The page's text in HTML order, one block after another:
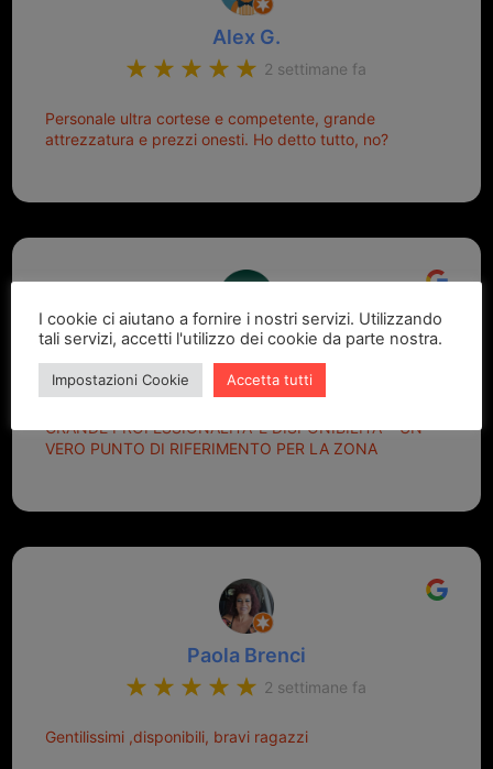
Alex G.
2 settimane fa
Personale ultra cortese e competente, grande
attrezzatura e prezzi onesti. Ho detto tutto, no?
Marcello Dastoli
2 settimane fa
GRANDE PROFESSIONALITA' E DISPONIBILITA' - UN
VERO PUNTO DI RIFERIMENTO PER LA ZONA
Paola Brenci
2 settimane fa
Gentilissimi ,disponibili, bravi ragazzi
I cookie ci aiutano a fornire i nostri servizi. Utilizzando
tali servizi, accetti l'utilizzo dei cookie da parte nostra.
Impostazioni Cookie Accetta tutti